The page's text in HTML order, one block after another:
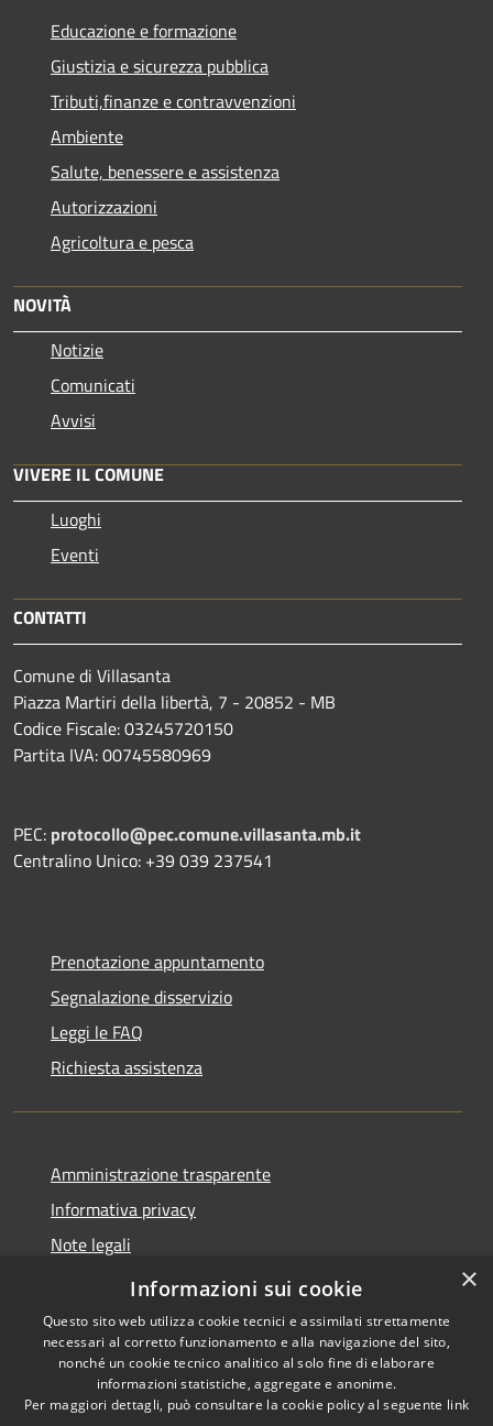
Educazione e formazione
Giustizia e sicurezza pubblica
Tributi,finanze e contravvenzioni
Ambiente
Salute, benessere e assistenza
Autorizzazioni
Agricoltura e pesca
NOVITÀ
Notizie
Comunicati
Avvisi
VIVERE IL COMUNE
Luoghi
Eventi
CONTATTI
Comune di Villasanta
Piazza Martiri della libertà, 7 - 20852 - MB
Codice Fiscale: 03245720150
Partita IVA: 00745580969
PEC: protocollo@pec.comune.villasanta.mb.it
Centralino Unico: +39 039 237541
Prenotazione appuntamento
Segnalazione disservizio
Leggi le FAQ
Richiesta assistenza
Amministrazione trasparente
Informativa privacy
Note legali
Dichiarazione di accessibilità
Accessibilità
Copyright © 2026 • Comune di
Villasanta • Powered by
×
Informazioni sui cookie
Questo sito web utilizza cookie tecnici e assimilati strettamente
necessari al corretto funzionamento e alla navigazione del sito,
nonché un cookie tecnico analitico al solo fine di elaborare
informazioni statistiche, aggregate e anonime.
Per maggiori dettagli, può consultare la cookie policy al seguente link